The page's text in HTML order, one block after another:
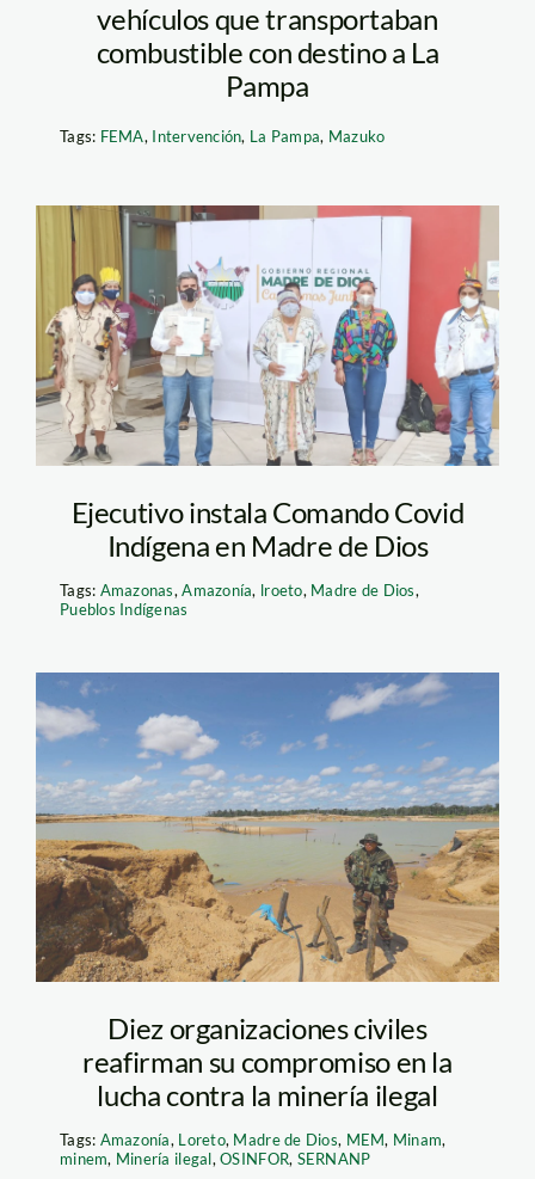
vehículos que transportaban
combustible con destino a La
Pampa
Tags: FEMA, Intervención, La Pampa, Mazuko
Fenamad- madre de
dios-covid
Ejecutivo instala Comando Covid
Indígena en Madre de Dios
Tags: Amazonas,Amazonía, lroeto, Madre de Dios,
Pueblos Indígenas
la-pampa-mineria-
madre-de-dios—
andina
Diez organizaciones civiles
reafirman su compromiso en la
lucha contra la minería ilegal
Tags: Amazonía, Loreto, Madre de Dios, MEM, Minam,
minem, Minería ilegal,OSINFOR, SERNANP